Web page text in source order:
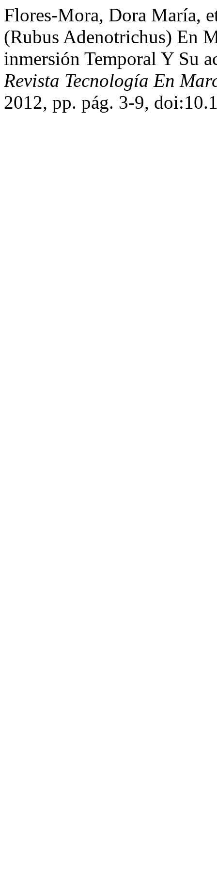
Flores-Mora, Dora María,
(Rubus Adenotrichus) En
inmersión Temporal Y Su
Revista Tecnología En
2012, pp. pág. 3-9,